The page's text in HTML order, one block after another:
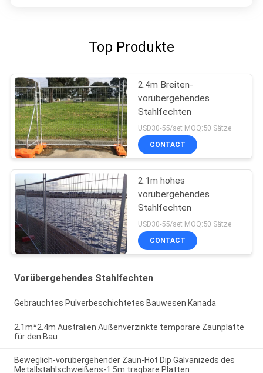
Top Produkte
2.4m Breiten-
vorübergehendes
Stahlfechten
USD30-55/set MOQ:50 Sätze
CONTACT
2.1m hohes
vorübergehendes
Stahlfechten
USD30-55/set MOQ:50 Sätze
CONTACT
Vorübergehendes Stahlfechten
Gebrauchtes Pulverbeschichtetes Bauwesen Kanada
2.1m*2.4m Australien Außenverzinkte temporäre Zaunplatte
für den Bau
Beweglich-vorübergehender Zaun-Hot Dip Galvanizeds des
Metallstahlschweißens-1.5m tragbare Platten